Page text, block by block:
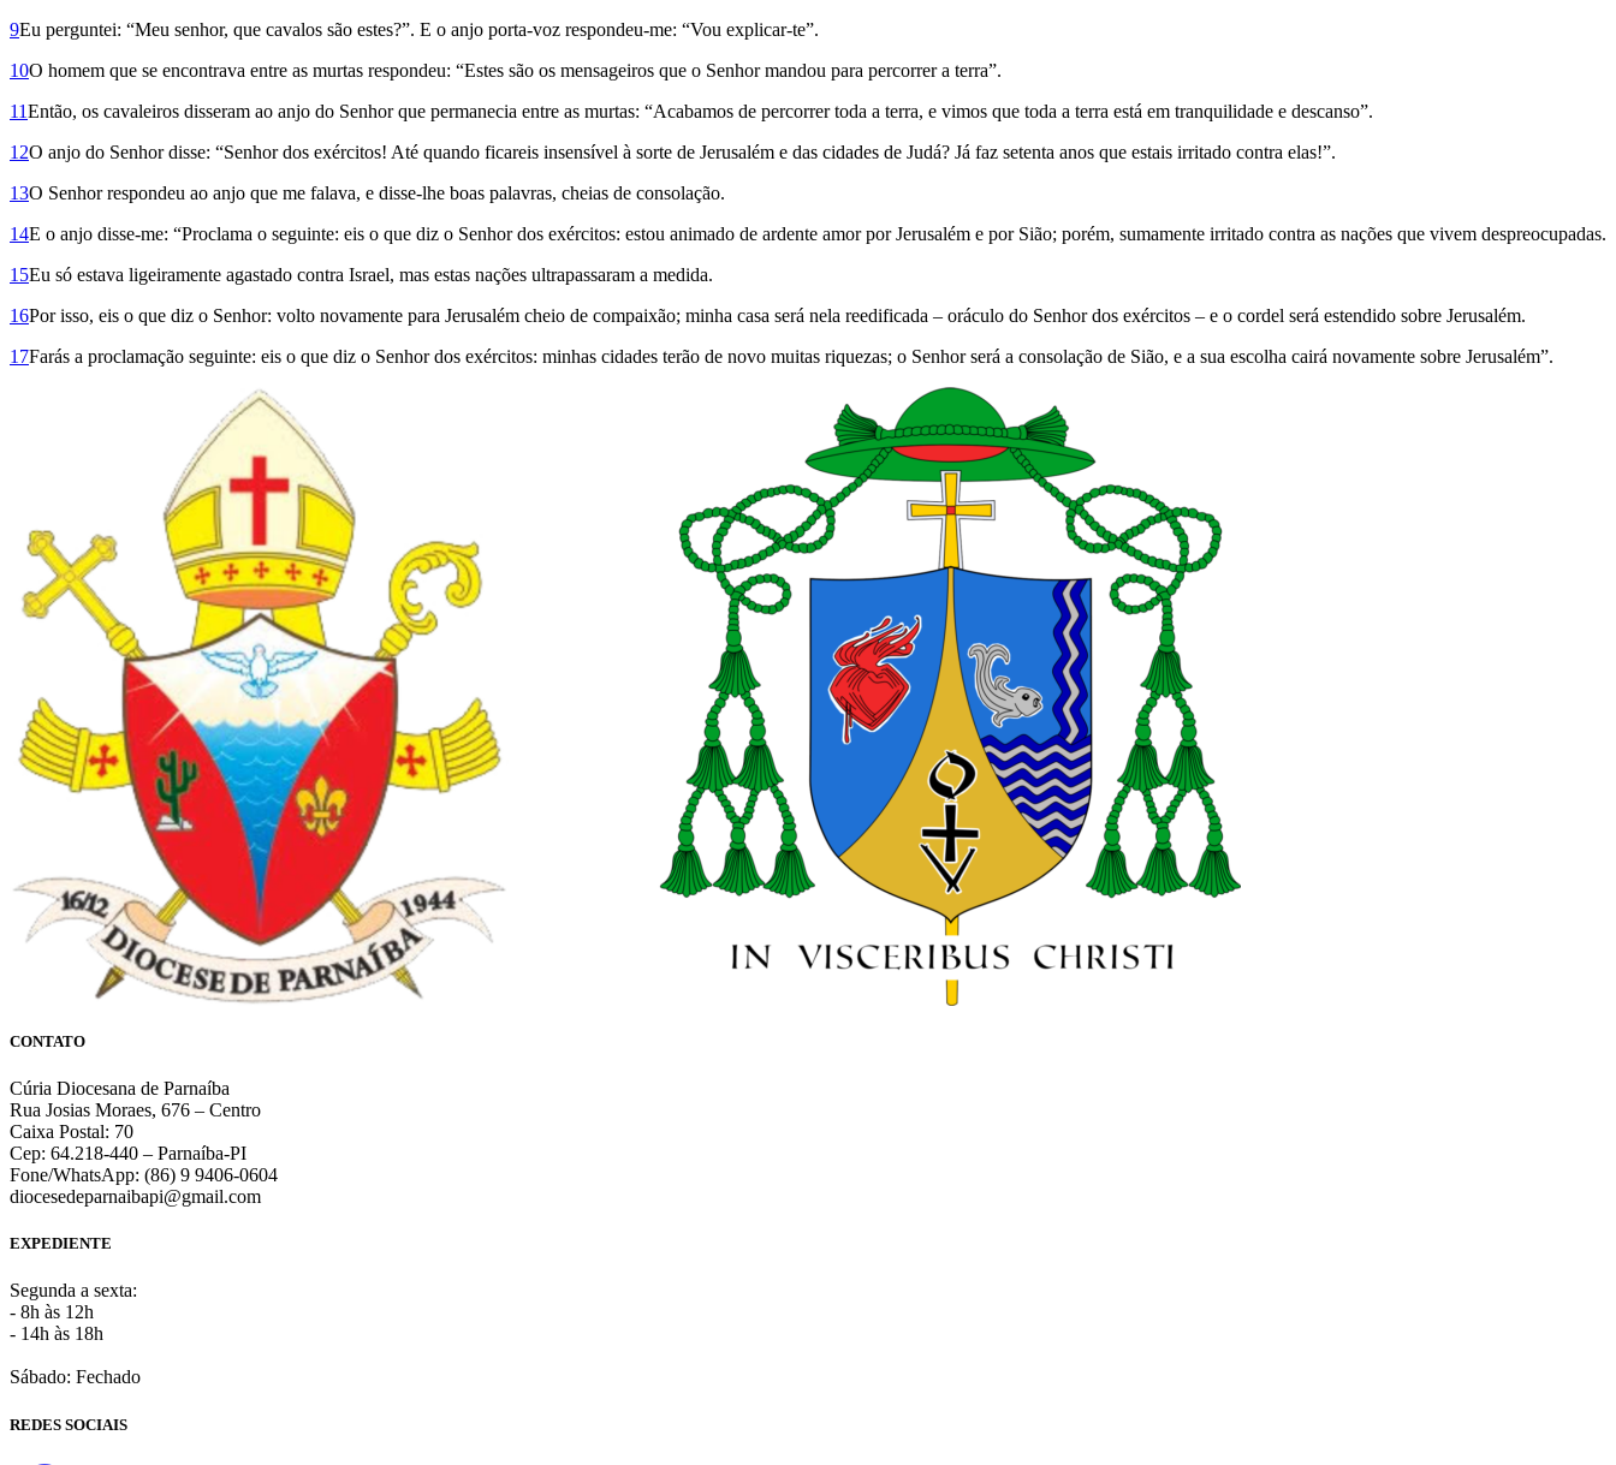
9Eu perguntei: “Meu senhor, que cavalos são estes?”. E o anjo porta-voz respondeu-me: “Vou explicar-te”.
10O homem que se encontrava entre as murtas respondeu: “Estes são os mensageiros que o Senhor mandou para percorrer a terra”.
11Então, os cavaleiros disseram ao anjo do Senhor que permanecia entre as murtas: “Acabamos de percorrer toda a terra, e vimos que toda a terra está em tranquilidade e descanso”.
12O anjo do Senhor disse: “Senhor dos exércitos! Até quando ficareis insensível à sorte de Jerusalém e das cidades de Judá? Já faz setenta anos que estais irritado contra elas!”.
13O Senhor respondeu ao anjo que me falava, e disse-lhe boas palavras, cheias de consolação.
14E o anjo disse-me: “Proclama o seguinte: eis o que diz o Senhor dos exércitos: estou animado de ardente amor por Jerusalém e por Sião; porém, sumamente irritado contra as nações que vivem despreocupadas.
15Eu só estava ligeiramente agastado contra Israel, mas estas nações ultrapassaram a medida.
16Por isso, eis o que diz o Senhor: volto novamente para Jerusalém cheio de compaixão; minha casa será nela reedificada – oráculo do Senhor dos exércitos – e o cordel será estendido sobre Jerusalém.
17Farás a proclamação seguinte: eis o que diz o Senhor dos exércitos: minhas cidades terão de novo muitas riquezas; o Senhor será a consolação de Sião, e a sua escolha cairá novamente sobre Jerusalém”.
CONTATO
Cúria Diocesana de Parnaíba
Rua Josias Moraes, 676 – Centro
Caixa Postal: 70
Cep: 64.218-440 – Parnaíba-PI
Fone/WhatsApp: (86) 9 9406-0604
diocesedeparnaibapi@gmail.com
EXPEDIENTE
Segunda a sexta:
- 8h às 12h
- 14h às 18h
Sábado: Fechado
REDES SOCIAIS